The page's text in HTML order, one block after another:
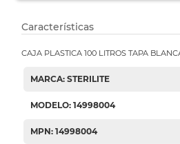
Características
CAJA PLASTICA 100 LITROS TAPA
MARCA: STERILITE
MODELO: 14998004
MPN: 14998004